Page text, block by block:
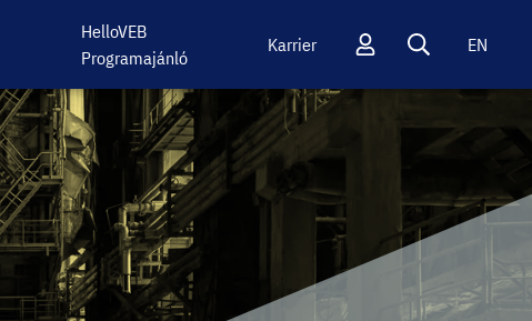
HelloVEB
Programajánló
Karrier
EN